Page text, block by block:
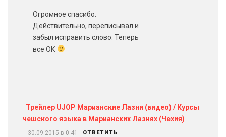
Огромное спасибо.
Действительно, переписывал и
забыл исправить слово. Теперь
все ОК
Трейлер UJOP Марианские Лазни (видео) / Курсы
чешского языка в Марианских Лазнях (Чехия)
30.09.2015 в 0:41 ОТВЕТИТЬ